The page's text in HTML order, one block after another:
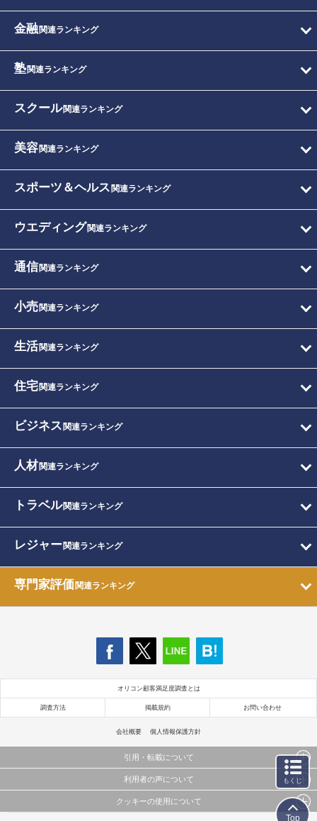
金融関連ランキング
塾関連ランキング
スクール関連ランキング
美容関連ランキング
スポーツ＆ヘルス 関連ランキング
ウエディング関連ランキング
通信関連ランキング
小売関連ランキング
生活関連ランキング
住宅関連ランキング
ビジネス 関連ランキング
人材関連ランキング
トラベル関連ランキング
レジャー関連ランキング
専門家評価関連ランキング
オリコン顧客満足度調査とは
調査方法 掲載規約 お問い合わせ
会社概要 個人情報保護方針
引用・転載について
当サイトで公開されている情報（文字、写真、イラスト、画像データ等）及びこれらの配置・
これらの情報を権利者の許可なく無断転載・複製などの二次利用を行うことは固く禁じており
利用者の声について
当サイトに掲載している内容はすべてサービスの利用者が提出された見解・感想です。
クッキーの使用について
もくじ
Top